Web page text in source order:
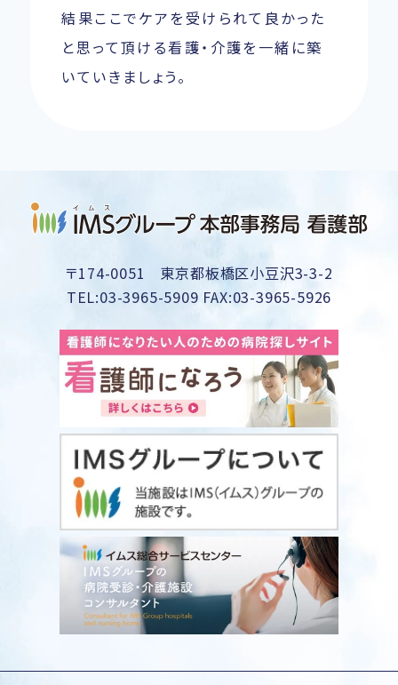
結果ここでケアを受けられて良かった
と思って頂ける看護・介護を一緒に築
いていきましょう。
〒174-0051 東京都板橋区小豆沢3-3-2
TEL:03-3965-5909 FAX:03-3965-5926